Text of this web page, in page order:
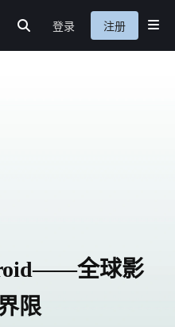
登录 注册
全球影
限